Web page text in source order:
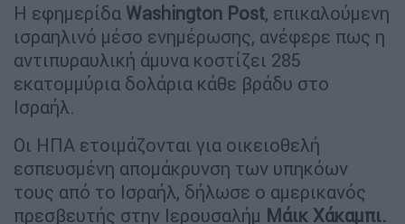
Η εφημερίδα Washington Post, επικαλούμενη
ισραηλινό μέσο ενημέρωσης, ανέφερε πως η
αντιπυραυλική άμυνα κοστίζει 285
εκατομμύρια δολάρια κάθε βράδυ στο
Ισραήλ.
Οι ΗΠΑ ετοιμάζονται για οικειοθελή
εσπευσμένη απομάκρυνση των υπηκόων
τους από το Ισραήλ, δήλωσε ο αμερικανός
πρεσβευτής στην Ιερουσαλήμ Μάικ Χάκαμπι.